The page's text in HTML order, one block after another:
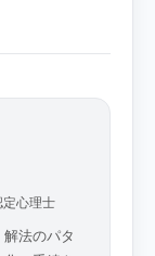
心理士
法のパタ